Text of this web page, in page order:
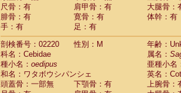
Atelidae Ateles paniscus
Atelidae Atelesspp.
Atelidae Lagothrix lagothricha
AtelidaeLagothrix lagothricha cana(0)
Pitheciidae
Cacajao calvus
Pitheciidae
Callicebus cupreus(0)
Pitheciidae Callicebus donacophilus(0)
PitheciidaeCallicebus moloch(0)
Pitheciidae Callicebus torquatus(0)
尺骨：有
肩甲骨：有
大腿骨：
腓骨：有
寛骨：有
体幹：有
手：有
足：有
剖検番号：02220
性別：M
年齢：
科名：Cebidae
属名：
種小名： oedipus
亜種小名
和名：ワタボウシパンシェ
英名：
頭蓋骨：一部無
下顎骨：有
上腕骨：